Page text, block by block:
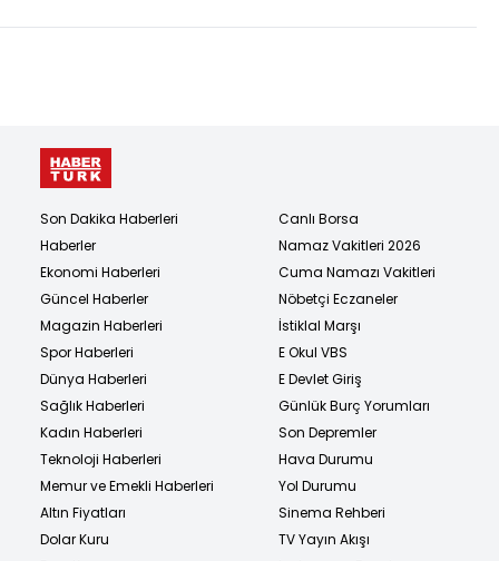
Son Dakika Haberleri
Haberler
Ekonomi Haberleri
Güncel Haberler
Magazin Haberleri
Spor Haberleri
Dünya Haberleri
Sağlık Haberleri
Kadın Haberleri
Teknoloji Haberleri
Memur ve Emekli Haberleri
Altın Fiyatları
Dolar Kuru
Canlı Borsa
Namaz Vakitleri 2026
Cuma Namazı Vakitleri
Nöbetçi Eczaneler
İstiklal Marşı
E Okul VBS
E Devlet Giriş
Günlük Burç Yorumları
Son Depremler
Hava Durumu
Yol Durumu
Sinema Rehberi
TV Yayın Akışı